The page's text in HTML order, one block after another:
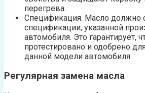
перегрева.
Спецификация. Масло должно
спецификации, указанной
автомобиля. Это гарантирует,
протестировано и одобрено
данной модели автомобиля.
Регулярная замена масла